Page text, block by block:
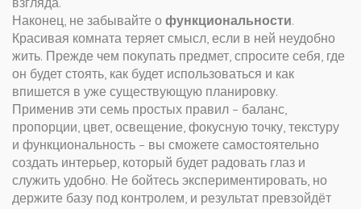
Наконец, не забывайте о функциональности.
Красивая комната теряет смысл, если в ней неудобно
жить. Прежде чем покупать предмет, спросите себя, где
он будет стоять, как будет использоваться и как
впишется в уже существующую планировку.
Применив эти семь простых правил – баланс,
пропорции, цвет, освещение, фокусную точку, текстуру
и функциональность – вы сможете самостоятельно
создать интерьер, который будет радовать глаз и
служить удобно. Не бойтесь экспериментировать, но
держите базу под контролем, и результат превзойдёт